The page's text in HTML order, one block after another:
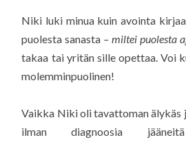
Niki luki minua kuin avointa
puolesta sanasta – miltei puolesta
takaa tai yritän sille opettaa. Voi
molemminpuolinen!
Vaikka Niki oli tavattoman älykäs
ilman diagnoosia jääneitä